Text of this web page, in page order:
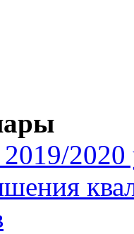
2020